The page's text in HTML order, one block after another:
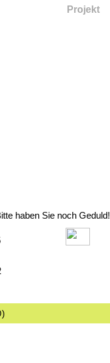
haben Sie noch Geduld!
Projekt